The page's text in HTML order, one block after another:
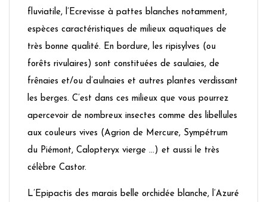
fluviatile, l’Ecrevisse à pattes blanches notamment,
espèces caractéristiques de milieux aquatiques de
très bonne qualité. En bordure, les ripisylves (ou
forêts rivulaires) sont constituées de saulaies, de
frênaies et/ou d’aulnaies et autres plantes verdissant
les berges. C’est dans ces milieux que vous pourrez
apercevoir de nombreux insectes comme des libellules
aux couleurs vives (Agrion de Mercure, Sympétrum
du Piémont, Calopteryx vierge …) et aussi le très
célèbre Castor.
L’Epipactis des marais belle orchidée blanche, l’Azuré